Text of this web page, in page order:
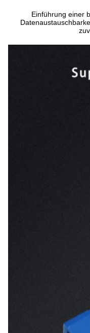
Einführung einer